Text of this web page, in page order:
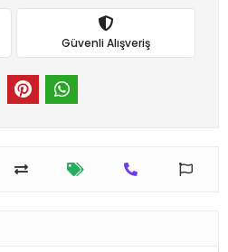
Güvenli Alışveriş